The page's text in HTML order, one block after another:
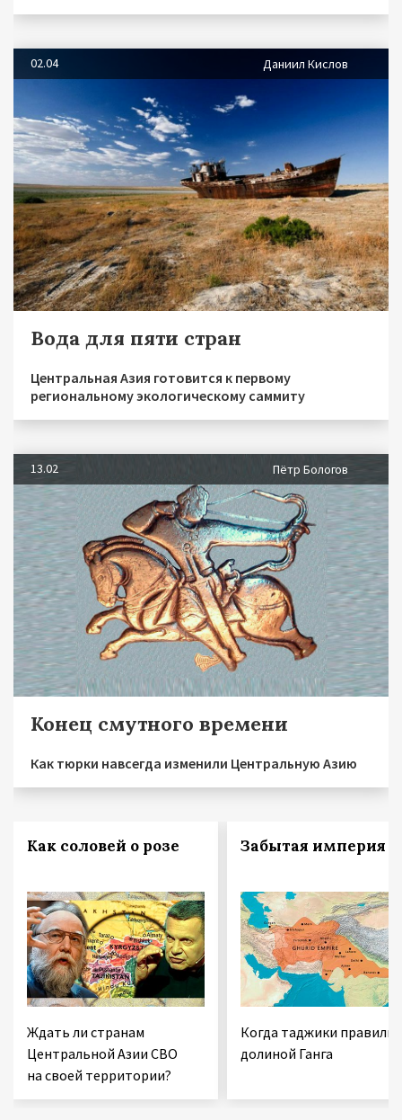
02.04 Даниил Кислов
Вода для пяти стран
Центральная Азия готовится к первому
региональному экологическому саммиту
13.02 Пётр Бологов
Конец смутного времени
Как тюрки навсегда изменили Центральную Азию
Как соловей о розе
Ждать ли странам
Центральной Азии СВО
на своей территории?
Забытая империя
Когда таджики правили
долиной Ганга